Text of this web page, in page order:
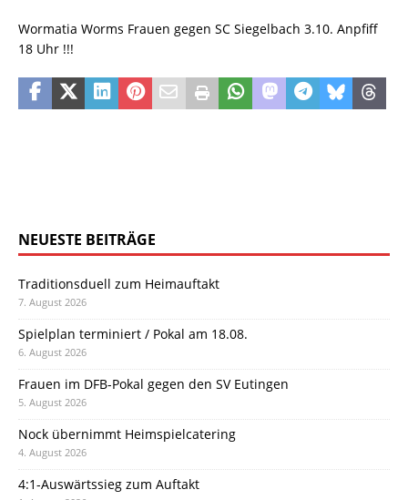
Wormatia Worms Frauen gegen SC Siegelbach 3.10. Anpfiff
18 Uhr !!!
NEUESTE BEITRÄGE
Traditionsduell zum Heimauftakt
7. August 2026
Spielplan terminiert / Pokal am 18.08.
6. August 2026
Frauen im DFB-Pokal gegen den SV Eutingen
5. August 2026
Nock übernimmt Heimspielcatering
4. August 2026
4:1-Auswärtssieg zum Auftakt